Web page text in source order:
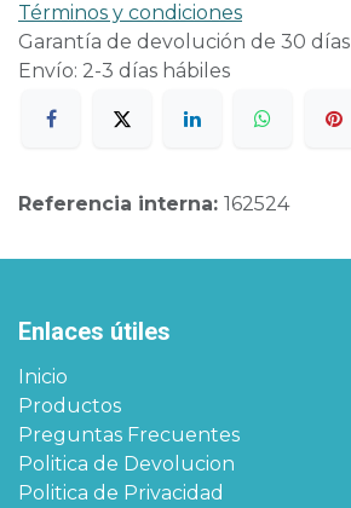
Términos y condiciones
Garantía de devolución de 30 días
Envío: 2-3 días hábiles
Referencia interna: 162524
Enlaces útiles
Inicio
Productos
Preguntas Frecuentes
Politica de Devolucion
Politica de Privacidad